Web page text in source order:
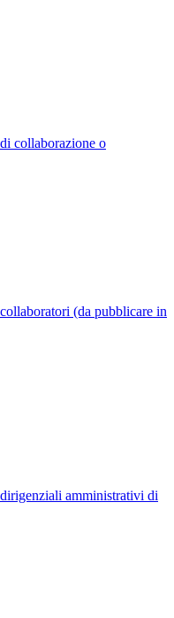
collaborazione o
(da pubblicare in
amministrativi di